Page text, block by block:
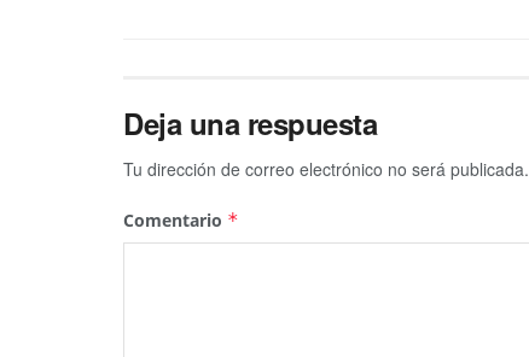
Deja una respuesta
Tu dirección de correo electrónico no será publicada.
Comentario *